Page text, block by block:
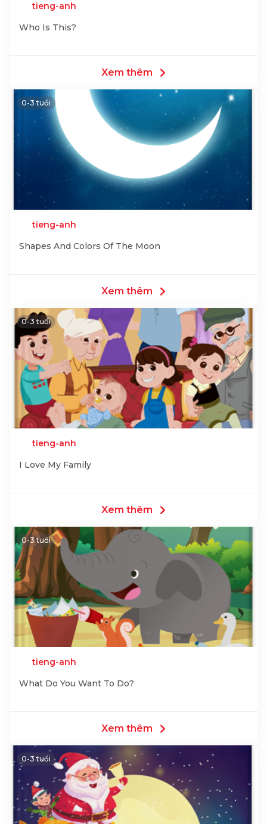
tieng-anh
Who Is This?
Xem thêm
0-3 tuổi
tieng-anh
Shapes And Colors Of The Moon
Xem thêm
0-3 tuổi
tieng-anh
I Love My Family
Xem thêm
0-3 tuổi
tieng-anh
What Do You Want To Do?
Xem thêm
0-3 tuổi